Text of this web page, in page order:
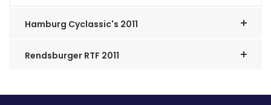
Hamburg Cyclassic's 2011
Rendsburger RTF 2011